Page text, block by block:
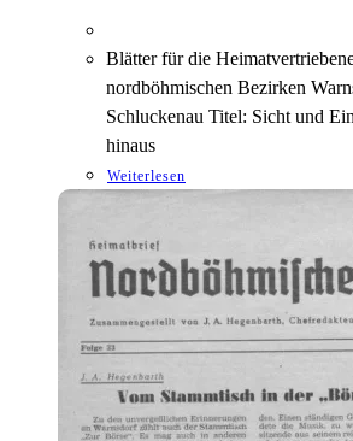
Blätter für die
nordböhmischen Bezirken
Schluckenau Titel: Sicht und
hinaus
Weiterlesen